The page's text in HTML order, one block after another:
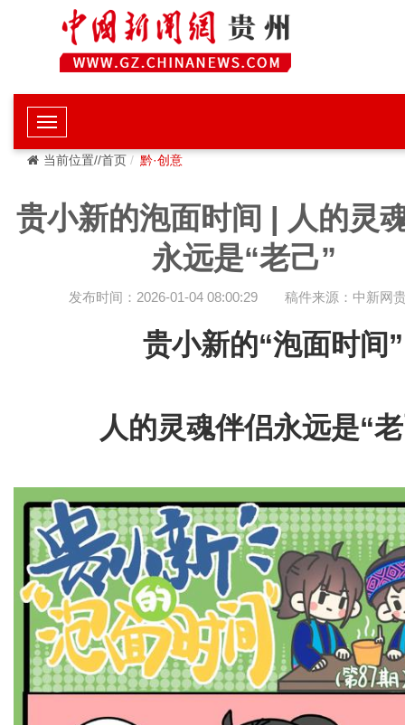
当前位置//首页 黔·创意
贵小新的泡面时间 | 人的灵
永远是“老己”
发布时间：2026-01-04 08:00:29 稿件来源：中新网
贵小新的“泡面时间”
人的灵魂伴侣永远是“